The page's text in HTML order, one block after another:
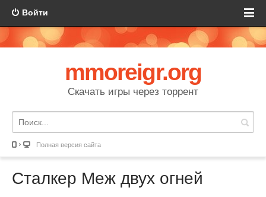
Войти
mmoreigr.org
Скачать игры через торрент
Полная версия сайта
Сталкер Меж двух огней